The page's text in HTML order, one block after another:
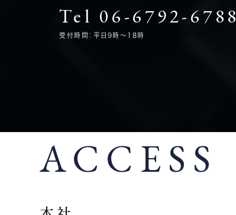
Tel 06-6792-6788
受付時間：平日9時～18時
ACCESS